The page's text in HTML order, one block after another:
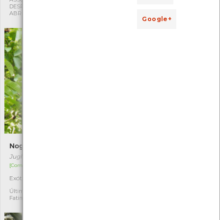
DESPORTIVA CAPITÃES DE
ABRIL
Nogueira
Juglans regia
[Comum]
Exótica
Última observação por:
Fatima Camilo
Google+